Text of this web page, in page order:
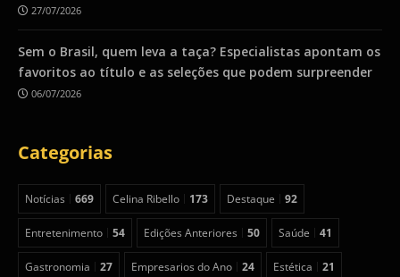
27/07/2026
Sem o Brasil, quem leva a taça? Especialistas apontam os
favoritos ao título e as seleções que podem surpreender
06/07/2026
Categorias
Notícias 669 Celina Ribello 173 Destaque 92
Entretenimento 54 Edições Anteriores 50 Saúde 41
Gastronomia 27 Empresarios do Ano 24 Estética 21